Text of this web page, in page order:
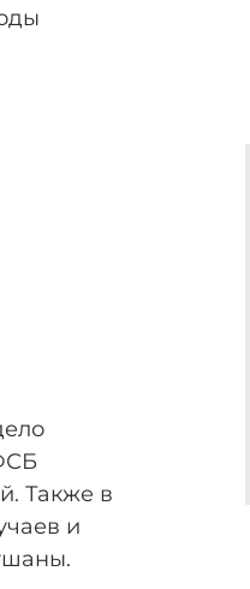
Также в
и